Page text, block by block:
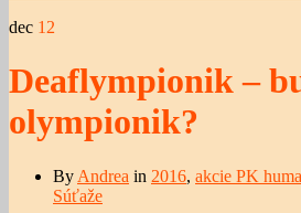
dec 12
Deaflympionik –
olympionik?
By Andrea in 2016, akcie PK
Súťaže